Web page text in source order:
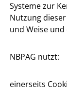
Systeme zur
Nutzung
und Weise
NBPAG nutzt:
einerseits